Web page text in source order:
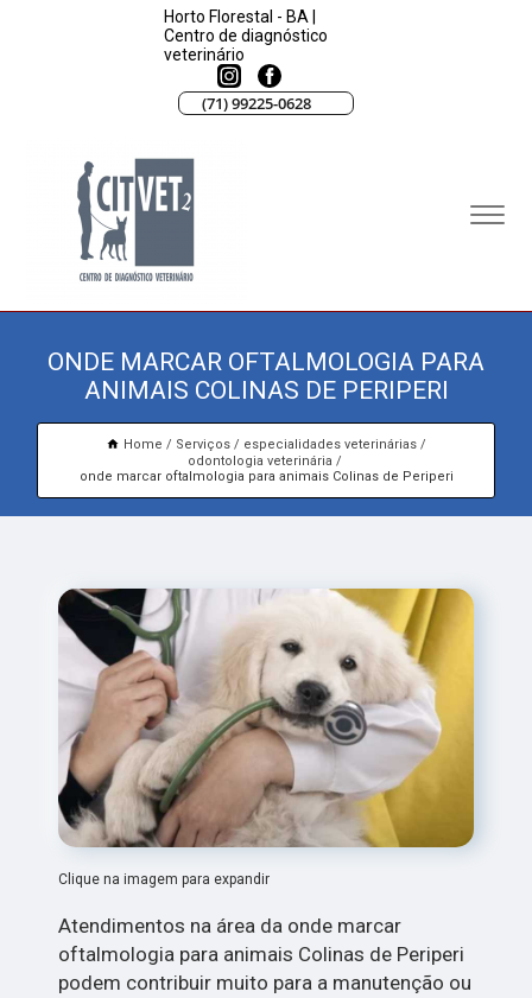
Horto Florestal - BA |
Centro de diagnóstico
veterinário
(71) 99225-0628
ONDE MARCAR OFTALMOLOGIA PARA
ANIMAIS COLINAS DE PERIPERI
Home Serviços
especialidades veterinárias
odontologia veterinária
onde marcar oftalmologia para animais Colinas de Periperi
Clique na imagem para expandir
Atendimentos na área da onde marcar
oftalmologia para animais Colinas de Periperi
podem contribuir muito para a manutenção ou